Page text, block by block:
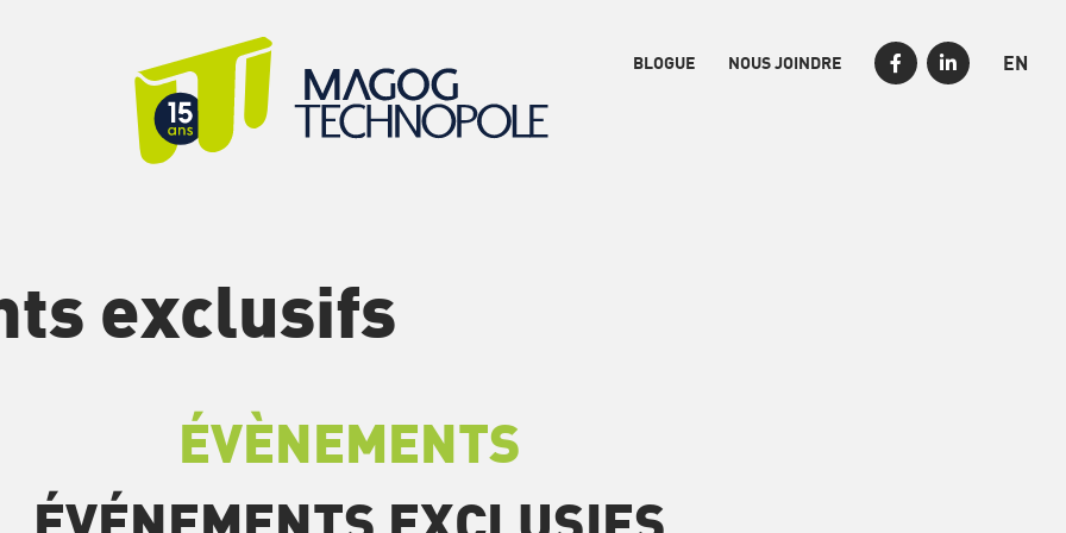
BLOGUE NOUS JOINDRE EN
exclusifs
ÉVÈNEMENTS